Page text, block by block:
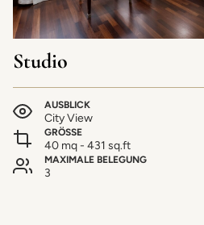
Studio
AUSBLICK
City View
GRÖSSE
40 mq - 431 sq.ft
MAXIMALE BELEGUNG
3